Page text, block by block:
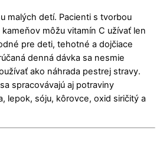
malých detí. Pacienti s tvorbou
môžu vitamín C užívať len
pre deti, tehotné a dojčiace
denná dávka sa nesmie
ako náhrada pestrej stravy.
spracovávajú aj potraviny
lepok, sóju, kôrovce, oxid siričitý a